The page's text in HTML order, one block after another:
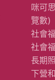
咪可
覽數)
社會
社會
長期
下營